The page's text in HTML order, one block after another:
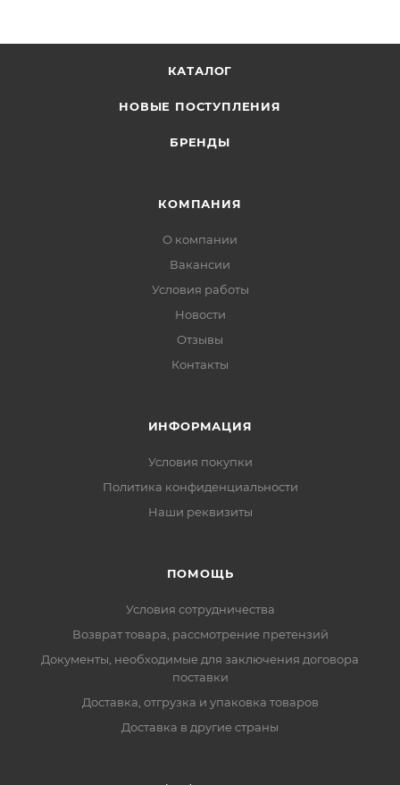
КАТАЛОГ
НОВЫЕ ПОСТУПЛЕНИЯ
БРЕНДЫ
КОМПАНИЯ
О компании
Вакансии
Условия работы
Новости
Отзывы
Контакты
ИНФОРМАЦИЯ
Условия покупки
Политика конфиденциальности
Наши реквизиты
ПОМОЩЬ
Условия сотрудничества
Возврат товара, рассмотрение претензий
Документы, необходимые для заключения договора
поставки
Доставка, отгрузка и упаковка товаров
Доставка в другие страны